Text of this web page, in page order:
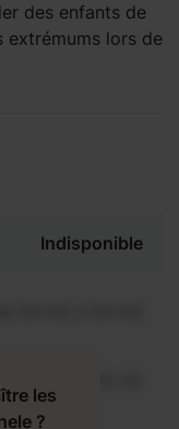
des enfants de
extrémums lors de
Indisponible
les
?